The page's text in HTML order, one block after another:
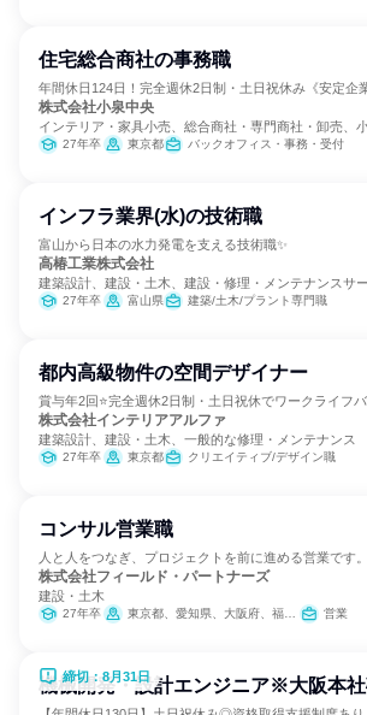
住宅総合商社の事務職
年間休日124日！完全週休2日制・土日祝休み《安定企業
株式会社小泉中央
インテリア・家具小売、総合商社・専門商社・卸売、
27年卒 東京都 バックオフィス・事務・受付
インフラ業界(水)の技術職
富山から日本の水力発電を支える技術職✨
高椿工業株式会社
建築設計、建設・土木、建設・修理・メンテナンスサ
27年卒 富山県 建築/土木/プラント専門職
都内高級物件の空間デザイナー
賞与年2回⭐完全週休2日制・土日祝休でワークライフ
株式会社インテリアアルファ
建築設計、建設・土木、一般的な修理・メンテナンス
27年卒 東京都 クリエイティブ/デザイン職
コンサル営業職
人と人をつなぎ、プロジェクトを前に進める営業です。
株式会社フィールド・パートナーズ
建設・土木
27年卒 東京都、愛知県、大阪府、福岡県 営業
締切：8月31日
機械開発・設計エンジニア※大阪本